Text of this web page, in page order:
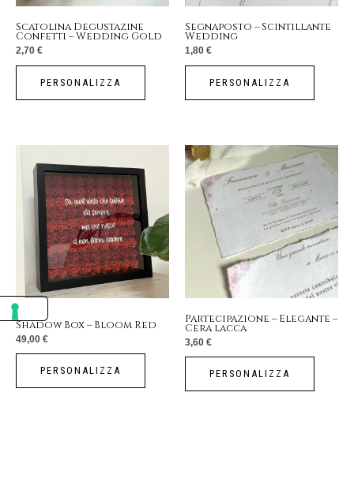
Scatolina Degustazine
Confetti – Wedding Gold
2,70 €
PERSONALIZZA
Segnaposto – Scintillante
Wedding
1,80 €
PERSONALIZZA
Shadow Box – Bloom Red
49,00 €
PERSONALIZZA
Partecipazione – Elegante –
Cera lacca
3,60 €
PERSONALIZZA